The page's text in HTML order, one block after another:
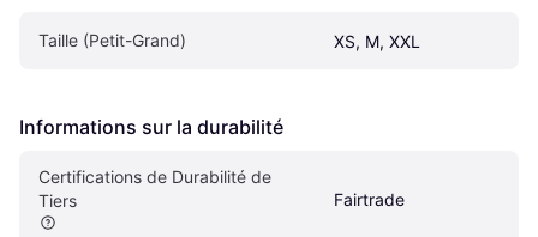
Taille (Petit-Grand) XS, M, XXL
Informations sur la durabilité
Certifications de Durabilité de
Tiers
Fairtrade